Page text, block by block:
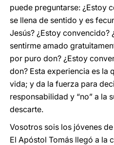
puede preguntarse: ¿Estoy
se llena de sentido y es
Jesús? ¿Estoy convencido?
sentirme amado
por puro don? ¿Estoy
don? Esta experiencia es la
vida; y da la fuerza para
responsabilidad y “no” a la
descarte.
Vosotros sois los jóvenes
El Apóstol Tomás llegó a la